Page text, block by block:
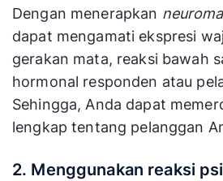
Dengan menerapkan
dapat mengamati ekspresi
gerakan mata, reaksi bawah
hormonal responden atau
Sehingga, Anda dapat
lengkap tentang pelanggan
2. Menggunakan reaksi